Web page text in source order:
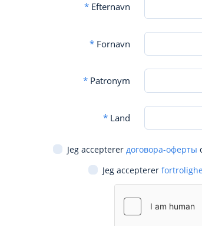
*Efternavn
*Fornavn
*Patronym
*Land
Jeg accepterer договора-оферты
Jeg accepterer